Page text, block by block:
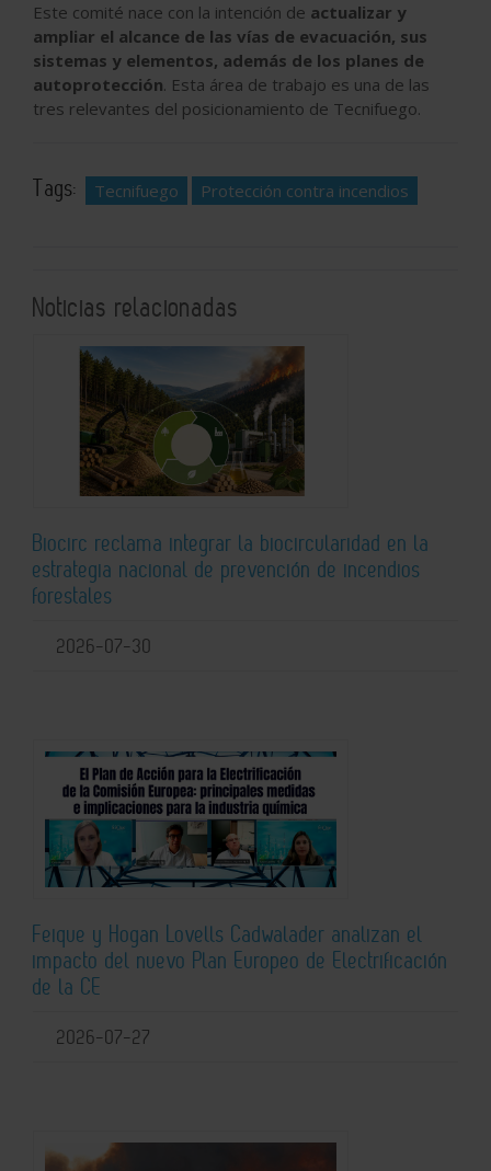
Este comité nace con la intención de actualizar y
ampliar el alcance de las vías de evacuación, sus
sistemas y elementos, además de los planes de
autoprotección. Esta área de trabajo es una de las
tres relevantes del posicionamiento de Tecnifuego.
Tags: Tecnifuego Protección contra incendios
Noticias relacionadas
Biocirc reclama integrar la biocircularidad en la
estrategia nacional de prevención de incendios
forestales
2026-07-30
Feique y Hogan Lovells Cadwalader analizan el
impacto del nuevo Plan Europeo de Electrificación
de la CE
2026-07-27